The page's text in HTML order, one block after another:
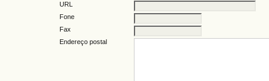
URL
Fone
Fax
Endereço postal